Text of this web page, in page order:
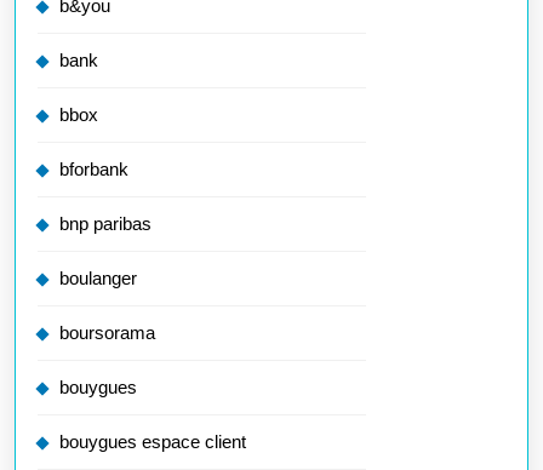
b&you
bank
bbox
bforbank
bnp paribas
boulanger
boursorama
bouygues
bouygues espace client